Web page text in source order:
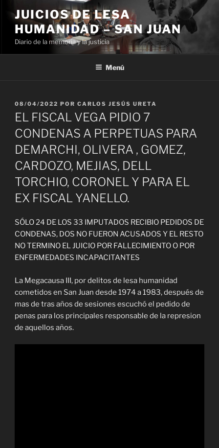
contenido
JUICIOS DE LESA
HUMANIDAD – SAN JUAN
Diario de la memoria y la justicia
Menú
PUBLICADO
EL
08/04/2022 POR CARLOS JESÚS URETA
EL FISCAL VEGA PIDIO 7
CONDENAS A PERPETUAS PARA
DEMARCHI, OLIVERA , GOMEZ,
CARDOZO, MEJIAS, DELL
TORCHIO, CORONEL Y PARA EL
EX FISCAL YANELLO.
SÓLO 24 DE LOS 33 IMPUTADOS RECIBIO PEDIDOS DE
CONDENAS, DOS NO FUERON ACUSADOS Y EL RESTO
NO TERMINO EL JUICIO POR FALLECIMIENTO O POR
ENFERMEDADES INCAPACITANTES
La Megacausa III, por delitos de lesa humanidad
cometidos en San Juan desde 1974 a 1983, después de
mas de tras años de sesiones escuchó el pedido de
penas para los principales responsable de la represion
de aquellos años.